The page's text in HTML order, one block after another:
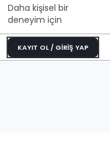
Daha kişisel bir
deneyim için
KAYIT OL / GİRİŞ YAP